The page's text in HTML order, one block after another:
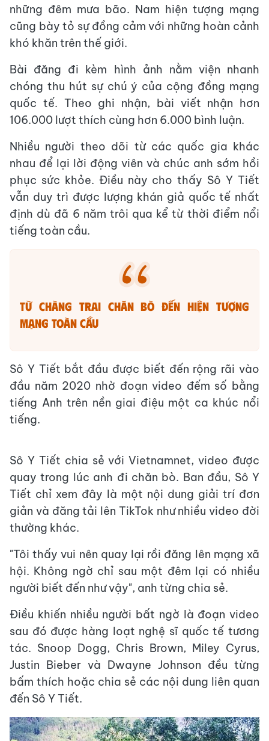
những đêm mưa bão. Nam hiện tượng mạng
cũng bày tỏ sự đồng cảm với những hoàn cảnh
khó khăn trên thế giới.
Bài đăng đi kèm hình ảnh nằm viện nhanh
chóng thu hút sự chú ý của cộng đồng mạng
quốc tế. Theo ghi nhận, bài viết nhận hơn
106.000 lượt thích cùng hơn 6.000 bình luận.
Nhiều người theo dõi từ các quốc gia khác
nhau để lại lời động viên và chúc anh sớm hồi
phục sức khỏe. Điều này cho thấy Sô Y Tiết
vẫn duy trì được lượng khán giả quốc tế nhất
định dù đã 6 năm trôi qua kể từ thời điểm nổi
tiếng toàn cầu.
Từ chàng trai chăn bò đến hiện tượng
mạng toàn cầu
Sô Y Tiết bắt đầu được biết đến rộng rãi vào
đầu năm 2020 nhờ đoạn video đếm số bằng
tiếng Anh trên nền giai điệu một ca khúc nổi
tiếng.
Sô Y Tiết chia sẻ với Vietnamnet, video được
quay trong lúc anh đi chăn bò. Ban đầu, Sô Y
Tiết chỉ xem đây là một nội dung giải trí đơn
giản và đăng tải lên TikTok như nhiều video đời
thường khác.
"Tôi thấy vui nên quay lại rồi đăng lên mạng xã
hội. Không ngờ chỉ sau một đêm lại có nhiều
người biết đến như vậy", anh từng chia sẻ.
Điều khiến nhiều người bất ngờ là đoạn video
sau đó được hàng loạt nghệ sĩ quốc tế tương
tác. Snoop Dogg, Chris Brown, Miley Cyrus,
Justin Bieber và Dwayne Johnson đều từng
bấm thích hoặc chia sẻ các nội dung liên quan
đến Sô Y Tiết.